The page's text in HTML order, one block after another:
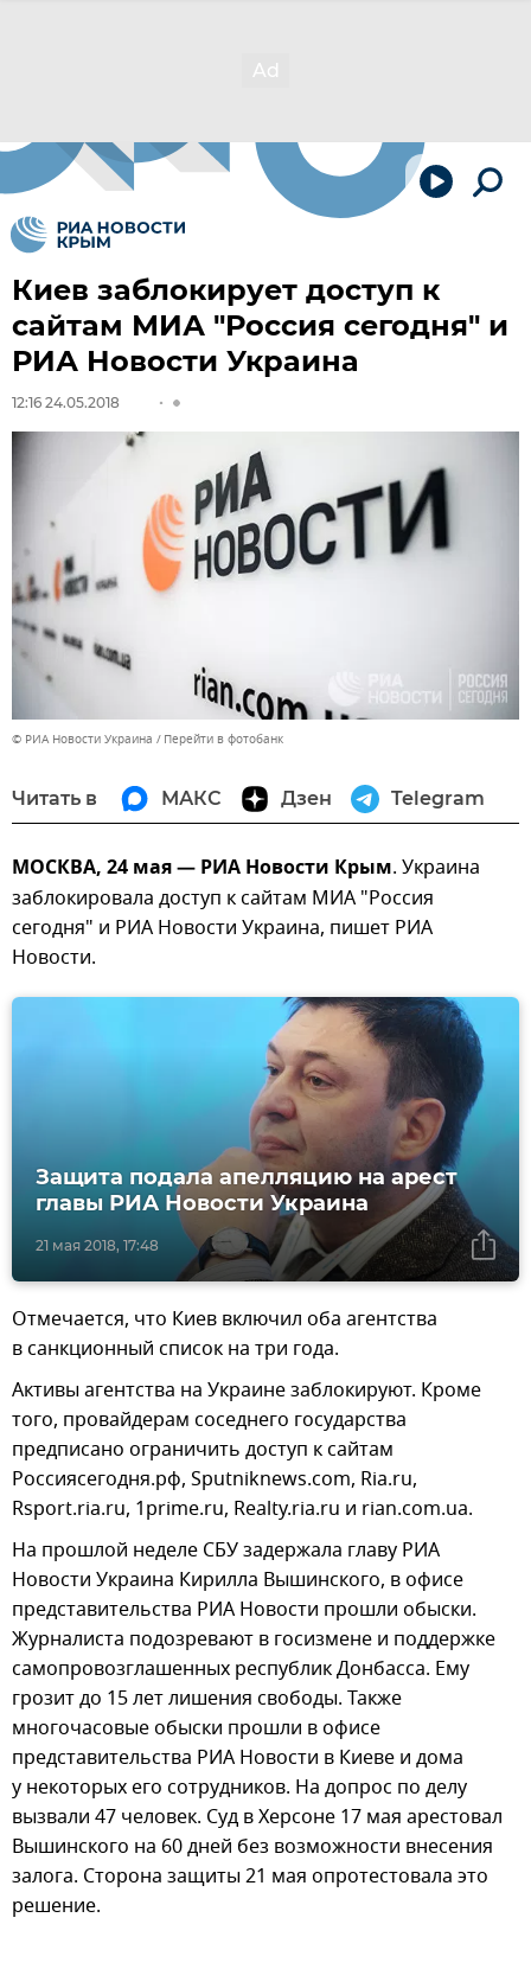
Киев заблокирует доступ к
сайтам МИА "Россия сегодня" и
РИА Новости Украина
12:16 24.05.2018
© РИА Новости Украина Перейти в фотобанк
Читать в МАКС Дзен Telegram
МОСКВА, 24 мая — РИА Новости Крым. Украина
заблокировала доступ к сайтам МИА "Россия
сегодня" и РИА Новости Украина, пишет РИА
Новости.
21 мая 2018, 17:48
Защита подала апелляцию на арест
главы РИА Новости Украина
Отмечается, что Киев включил оба агентства
в санкционный список на три года.
Активы агентства на Украине заблокируют. Кроме
того, провайдерам соседнего государства
предписано ограничить доступ к сайтам
Россиясегодня.рф, Sputniknews.com, Ria.ru,
Rsport.ria.ru, 1prime.ru, Realty.ria.ru и rian.com.ua.
На прошлой неделе СБУ задержала главу РИА
Новости Украина Кирилла Вышинского, в офисе
представительства РИА Новости прошли обыски.
Журналиста подозревают в госизмене и поддержке
самопровозглашенных республик Донбасса. Ему
грозит до 15 лет лишения свободы. Также
многочасовые обыски прошли в офисе
представительства РИА Новости в Киеве и дома
у некоторых его сотрудников. На допрос по делу
вызвали 47 человек. Суд в Херсоне 17 мая арестовал
Вышинского на 60 дней без возможности внесения
залога. Сторона защиты 21 мая опротестовала это
решение.